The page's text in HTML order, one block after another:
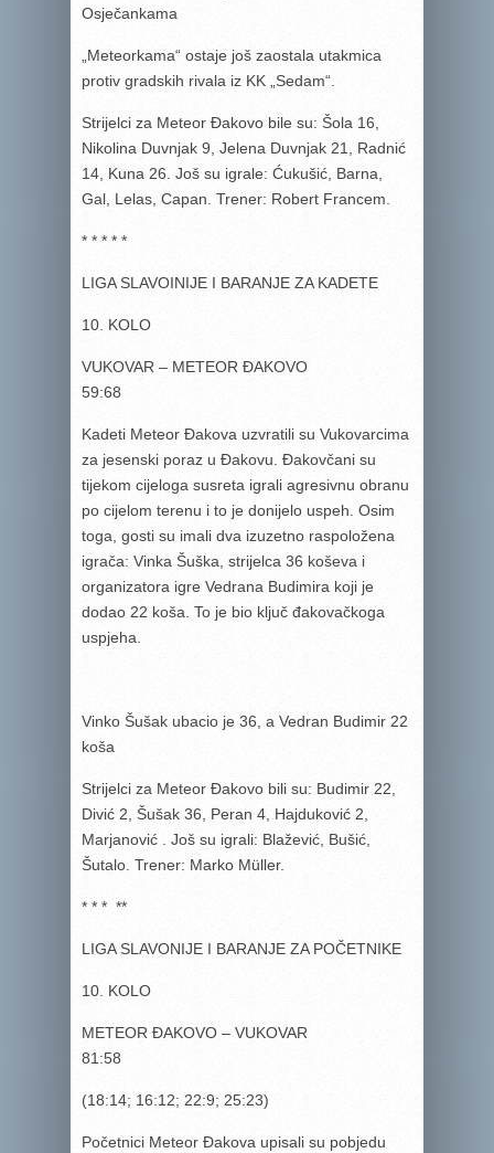
Osječankama
„Meteorkama“ ostaje još zaostala utakmica
protiv gradskih rivala iz KK „Sedam“.
Strijelci za Meteor Đakovo bile su: Šola 16,
Nikolina Duvnjak 9, Jelena Duvnjak 21, Radnić
14, Kuna 26. Još su igrale: Ćukušić, Barna,
Gal, Lelas, Capan. Trener: Robert Francem.
* * * * *
LIGA SLAVOINIJE I BARANJE ZA KADETE
10. KOLO
VUKOVAR – METEOR ĐAKOVO
59:68
Kadeti Meteor Đakova uzvratili su Vukovarcima
za jesenski poraz u Đakovu. Đakovčani su
tijekom cijeloga susreta igrali agresivnu obranu
po cijelom terenu i to je donijelo uspeh. Osim
toga, gosti su imali dva izuzetno raspoložena
igrača: Vinka Šuška, strijelca 36 koševa i
organizatora igre Vedrana Budimira koji je
dodao 22 koša. To je bio ključ đakovačkoga
uspjeha.
Vinko Šušak ubacio je 36, a Vedran Budimir 22
koša
Strijelci za Meteor Đakovo bili su: Budimir 22,
Divić 2, Šušak 36, Peran 4, Hajduković 2,
Marjanović . Još su igrali: Blažević, Bušić,
Šutalo. Trener: Marko Müller.
* * * **
LIGA SLAVONIJE I BARANJE ZA POČETNIKE
10. KOLO
METEOR ĐAKOVO – VUKOVAR
81:58
(18:14; 16:12; 22:9; 25:23)
Početnici Meteor Đakova upisali su pobjedu